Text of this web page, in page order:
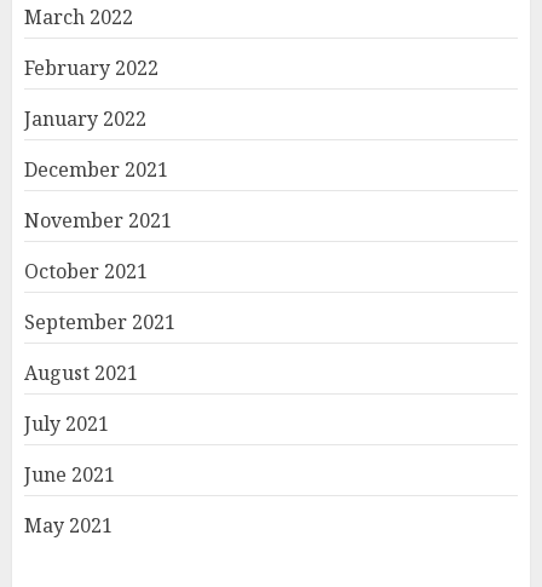
March 2022
February 2022
January 2022
December 2021
November 2021
October 2021
September 2021
August 2021
July 2021
June 2021
May 2021